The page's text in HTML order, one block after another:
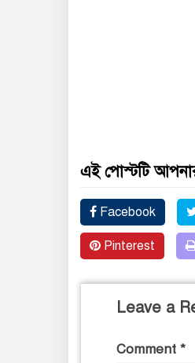
এই পোস্টটি
Facebook
Pinterest
Leave a
Comment *